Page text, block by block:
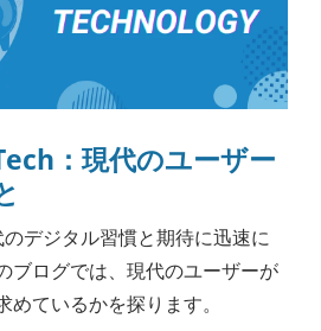
：現代のユーザー
デジタル習慣と期待に迅速に
ブログでは、現代のユーザーが
ているかを探ります。